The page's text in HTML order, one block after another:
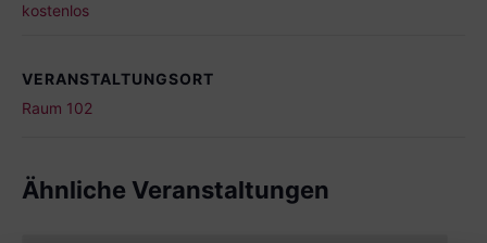
kostenlos
VERANSTALTUNGSORT
Raum 102
Ähnliche Veranstaltungen